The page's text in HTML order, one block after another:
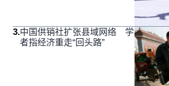
3.中国供销社扩张县域网络 学
者指经济重走“回头路”